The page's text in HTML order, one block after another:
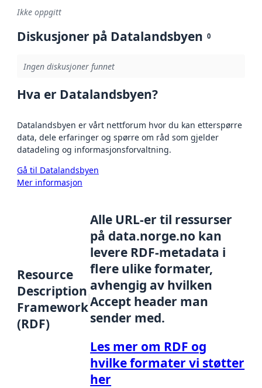
Ikke oppgitt
Diskusjoner på Datalandsbyen 0
Ingen diskusjoner funnet
Hva er Datalandsbyen?
Datalandsbyen er vårt nettforum hvor du kan etterspørre
data, dele erfaringer og spørre om råd som gjelder
datadeling og informasjonsforvaltning.
Gå til Datalandsbyen
Mer informasjon
Resource
Description
Framework
(RDF)
Alle URL-er til ressurser
på data.norge.no kan
levere RDF-metadata i
flere ulike formater,
avhengig av hvilken
Accept header man
sender med.
Les mer om RDF og
hvilke formater vi støtter
her